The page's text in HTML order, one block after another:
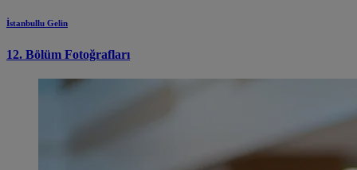
İstanbullu Gelin
12. Bölüm Fotoğrafları